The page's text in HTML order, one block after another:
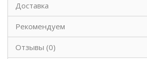
Доставка
Рекомендуем
Отзывы (0)